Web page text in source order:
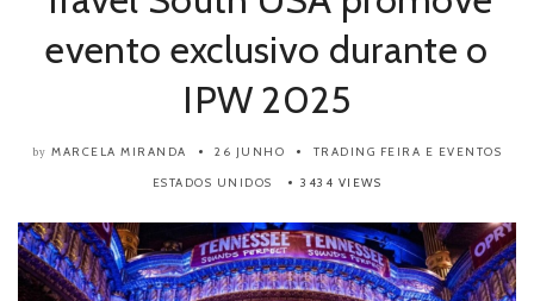
evento exclusivo durante o
IPW 2025
by MARCELA MIRANDA 26 JUNHO TRADING FEIRA E EVENTOS
ESTADOS UNIDOS
3434 VIEWS